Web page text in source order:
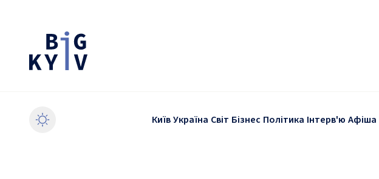
КиївУкраїна Світ Бізнес Політика Інтерв'ю Афіша